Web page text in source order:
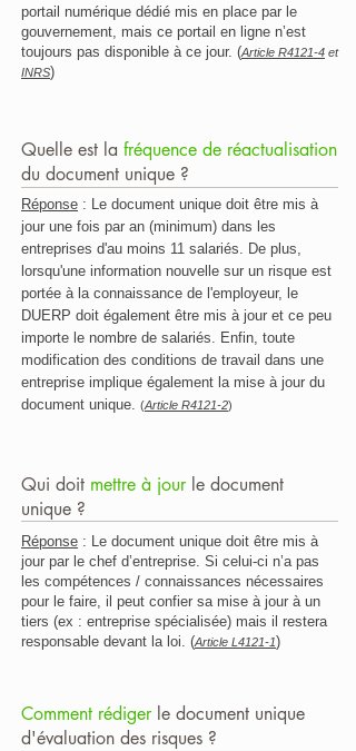
portail numérique dédié mis en place par le
gouvernement, mais ce portail en ligne n’est
toujours pas disponible à ce jour. (Article R4121-4 et
INRS)
Quelle est la fréquence de réactualisation
du document unique ?
Réponse : Le document unique doit être mis à
jour une fois par an (minimum) dans les
entreprises d'au moins 11 salariés. De plus,
lorsqu'une information nouvelle sur un risque est
portée à la connaissance de l'employeur, le
DUERP doit également être mis à jour et ce peu
importe le nombre de salariés. Enfin, toute
modification des conditions de travail dans une
entreprise implique également la mise à jour du
document unique. (Article R4121-2)
Qui doit mettre à jour le document
unique ?
Réponse : Le document unique doit être mis à
jour par le chef d’entreprise. Si celui-ci n’a pas
les compétences / connaissances nécessaires
pour le faire, il peut confier sa mise à jour à un
tiers (ex : entreprise spécialisée) mais il restera
responsable devant la loi. (Article L4121-1)
Comment rédigerle document unique
d'évaluation des risques ?